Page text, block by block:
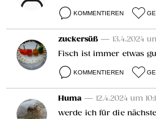
KOMMENTIEREN
zuckersüß — 13.4.2024
Fisch ist immer etwas
KOMMENTIEREN
Huma — 12.4.2024 um
werde ich für die